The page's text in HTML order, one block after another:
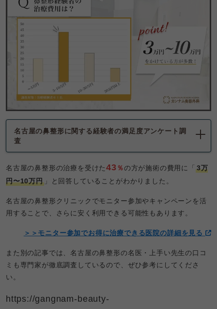
名古屋の鼻整形に関する経験者の満足度アンケート調
査
名古屋の鼻整形の治療を受けた43 ％の方が施術の費用に「 3万
円〜10万円」と回答していることがわかりました。
名古屋の鼻整形クリニックでモニター参加やキャンペーンを活
用することで、さらに安く利用できる可能性もあります。
＞＞モニター参加でお得に治療できる医院の詳細を見る
また別の記事では、名古屋の鼻整形の名医・上手い先生の口コ
ミも専門家が徹底調査しているので、ぜひ参考にしてくださ
い。
https://gangnam-beauty-